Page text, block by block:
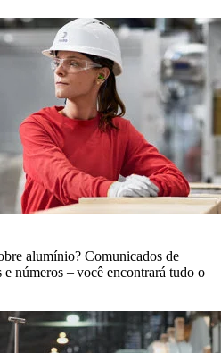
alumínio? Comunicados de
números – você encontrará tudo o